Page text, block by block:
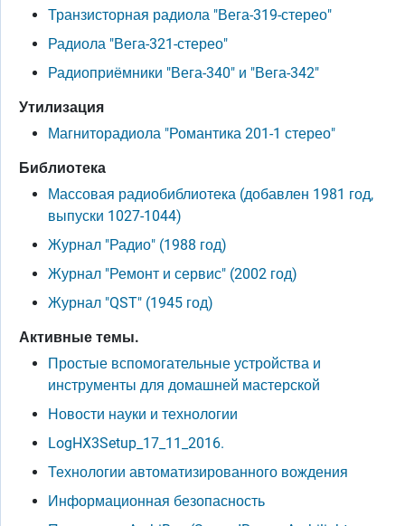
Транзисторная радиола "Вега-319-стерео"
Радиола "Вега-321-стерео"
Радиоприёмники "Вега-340" и "Вега-342"
Утилизация
Магниторадиола "Романтика 201-1 стерео"
Библиотека
Массовая радиобиблиотека (добавлен 1981 год,
выпуски 1027-1044)
Журнал "Радио" (1988 год)
Журнал "Ремонт и сервис" (2002 год)
Журнал "QST" (1945 год)
Активные темы.
Простые вспомогательные устройства и
инструменты для домашней мастерской
Новости науки и технологии
LogHX3Setup_17_11_2016.
Технологии автоматизированного вождения
Информационная безопасность